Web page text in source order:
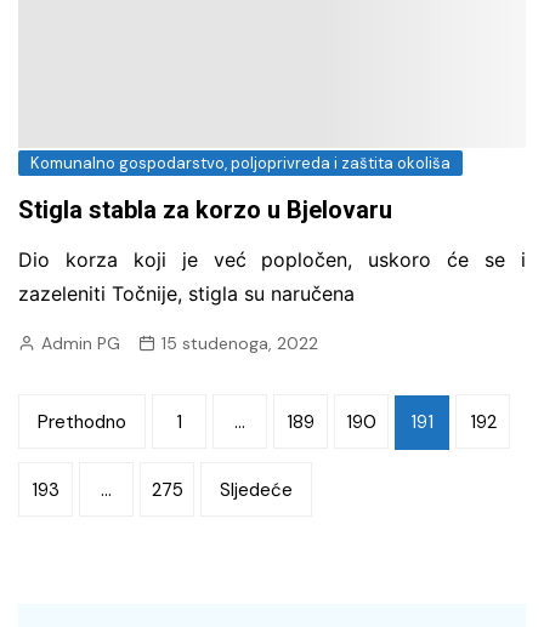
Komunalno gospodarstvo, poljoprivreda i zaštita okoliša
Stigla stabla za korzo u Bjelovaru
Dio korza koji je već popločen, uskoro će se i
zazeleniti Točnije, stigla su naručena
Admin PG 15 studenoga, 2022
Brojevi
objava
Prethodno 1 … 189 190 191 192
193 … 275 Sljedeće